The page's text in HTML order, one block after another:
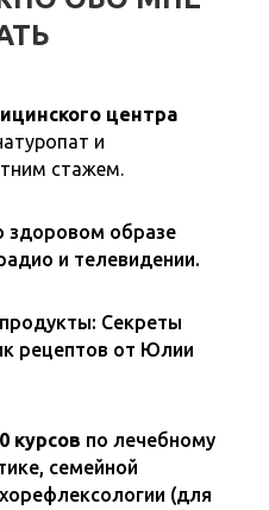
центра
и
стажем.
здоровом образе
и телевидении.
Секреты
рецептов от Юлии
курсов по лечебному
семейной
(для